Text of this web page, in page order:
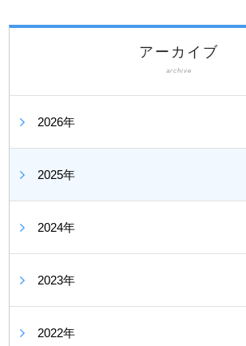
アーカイブ
archive
2026年
2025年
2024年
2023年
2022年